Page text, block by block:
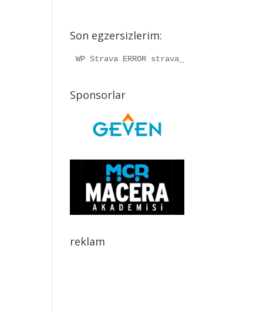
Son egzersizlerim:
WP Strava ERROR strava_info should
Sponsorlar
reklam